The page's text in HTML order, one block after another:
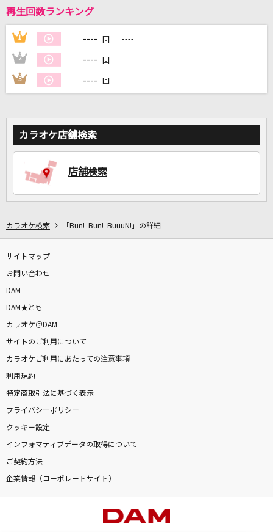
再生回数ランキング
1 ---- 回 ----
2 ---- 回 ----
3 ---- 回 ----
カラオケ店舗検索
店舗検索
カラオケ検索 「Bun! Bun! BuuuN!」の詳細
サイトマップ
お問い合わせ
DAM
DAM★とも
カラオケ＠DAM
サイトのご利用について
カラオケご利用にあたっての注意事項
利用規約
特定商取引法に基づく表示
プライバシーポリシー
クッキー設定
インフォマティブデータの取得について
ご契約方法
企業情報（コーポレートサイト）